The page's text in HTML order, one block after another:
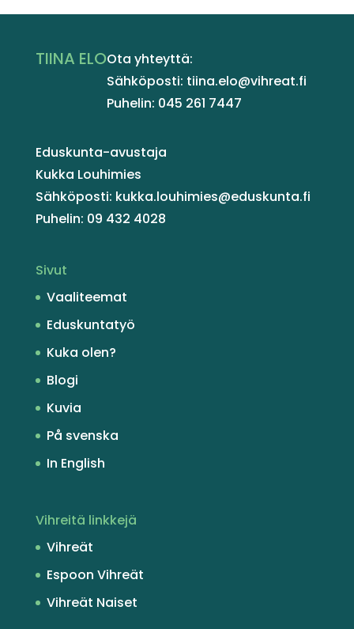
TIINA ELOOta yhteyttä:
Sähköposti: tiina.elo@vihreat.fi
Puhelin: 045 261 7447
Eduskunta-avustaja
Kukka Louhimies
Sähköposti: kukka.louhimies@eduskunta.fi
Puhelin: 09 432 4028
Sivut
Vaaliteemat
Eduskuntatyö
Kuka olen?
Blogi
Kuvia
På svenska
In English
Vihreitä linkkejä
Vihreät
Espoon Vihreät
Vihreät Naiset